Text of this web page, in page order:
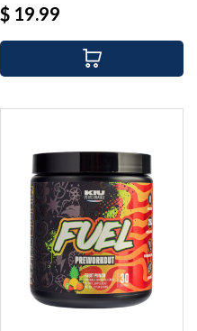
Precio
$ 19.99